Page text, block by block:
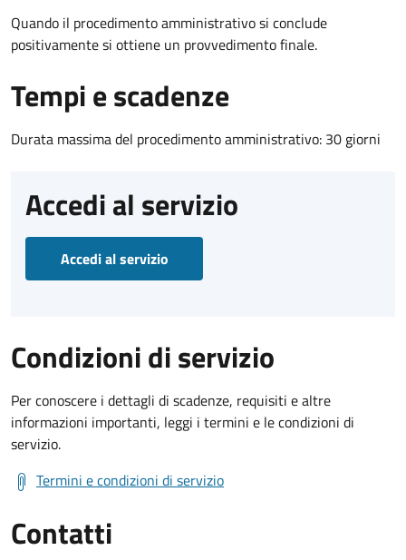
Quando il procedimento amministrativo si conclude
positivamente si ottiene un provvedimento finale.
Tempi e scadenze
Durata massima del procedimento amministrativo: 30 giorni
Accedi al servizio
Accedi al servizio
Condizioni di servizio
Per conoscere i dettagli di scadenze, requisiti e altre
informazioni importanti, leggi i termini e le condizioni di
servizio.
Termini e condizioni di servizio
Contatti